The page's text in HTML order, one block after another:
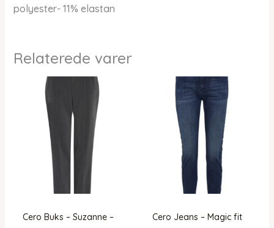
polyester- 11% elastan
Relaterede varer
Cero Buks – Suzanne –
Cero Jeans – Magic fit